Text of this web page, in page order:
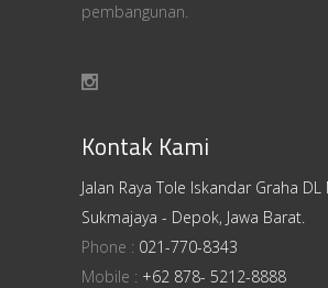
pembangunan.
Kontak Kami
Jalan Raya Tole Iskandar Graha DL
Sukmajaya - Depok, Jawa Barat.
Phone : 021-770-8343
Mobile : +62 878- 5212-8888